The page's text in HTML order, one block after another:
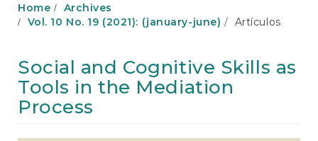
n
n
C
o
n
Home
Archives
Vol. 10 No. 19 (2021): (january-june)
Artículos
Social and Cognitive Skills as
Tools in the Mediation
Process